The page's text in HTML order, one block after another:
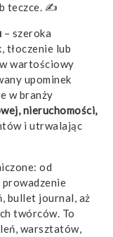
teczce. ✍️
– szeroka
tłoczenie lub
wartościowy
upominek
w branży
nieruchomości,
i utrwalając
od
bullet journal, aż
twórców. To
warsztatów,